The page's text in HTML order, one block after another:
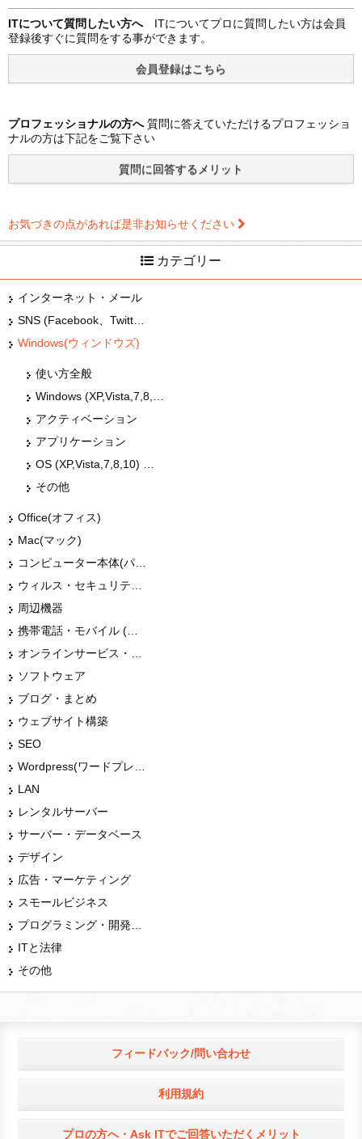
ITについて質問したい方へITについてプロに質問したい方は会員
登録後すぐに質問をする事ができます。
プロフェッショナルの方へ質問に答えていただけるプロフェッショ
ナルの方は下記をご覧下さい
お気づきの点があれば是非お知らせください
カテゴリー
インターネット・メール
Windows(ウィンドウズ)
使い方全般
アクティベーション
アプリケーション
その他
Office(オフィス)
Mac(マック)
周辺機器
ソフトウェア
ブログ・まとめ
ウェブサイト構築
SEO
LAN
レンタルサーバー
サーバー・データベース
デザイン
広告・マーケティング
スモールビジネス
ITと法律
その他
フィードバック/問い合わせ
利用規約
プロの方へ・Ask ITでご回答いただくメリット